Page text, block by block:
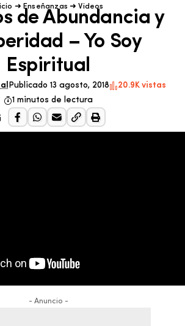
➜ Enseñanzas ➜Videos
de Abundancia y
– Yo Soy
Espiritual
Publicado 13 agosto, 2018
20.9K vistas
1 minutos de lectura
- Anuncio -